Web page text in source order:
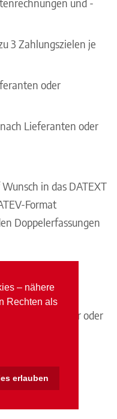
– nähere
Rechten als
erlauben
3 Zahlungszielen je
oder
Lieferanten oder
in das DATEXT
Format
Doppelerfassungen
oder
aus der